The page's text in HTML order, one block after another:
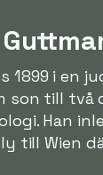
1899 i en
son till
Han
till Wien